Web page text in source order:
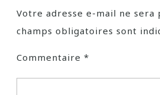
Votre adresse e-mail ne sera
champs obligatoires sont
Commentaire *